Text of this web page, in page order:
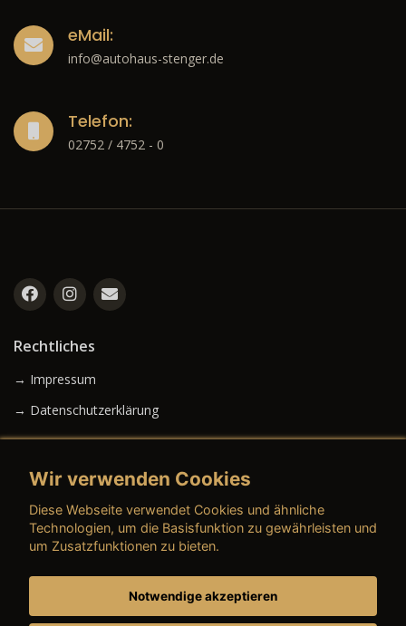
eMail:
info@autohaus-stenger.de
Telefon:
02752 / 4752 - 0
Rechtliches
→ Impressum
→ Datenschutzerklärung
→ AGB (Gebrauchtwagen)
Wir verwenden Cookies
Diese Webseite verwendet Cookies und ähnliche
Technologien, um die Basisfunktion zu gewährleisten und
um Zusatzfunktionen zu bieten.
Notwendige akzeptieren